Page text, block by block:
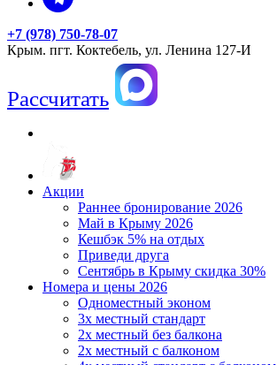
+7 (978) 750-78-07
Крым. пгт. Коктебель, ул. Ленина 127-И
Рассчитать
Акции
Раннее бронирование 2026
Май в Крыму 2026
Кешбэк 5% на отдых
Приведи друга
Сентябрь в Крыму скидка 30%
Номера и цены 2026
Одноместный эконом
3х местный стандарт
2х местный без балкона
2х местный с балконом